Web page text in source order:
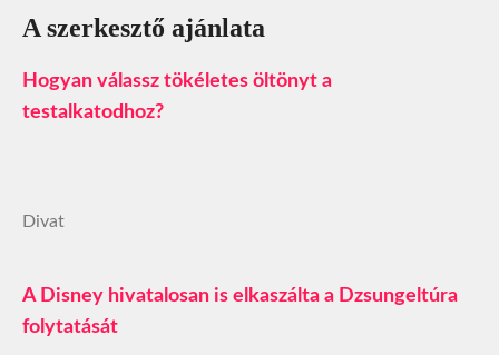
A szerkesztő ajánlata
Hogyan válassz tökéletes öltönyt a
testalkatodhoz?
Divat
A Disney hivatalosan is elkaszálta a Dzsungeltúra
folytatását